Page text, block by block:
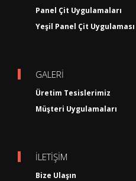
Panel Çit Uygulamaları
Yeşil Panel Çit Uygulaması
GALERİ
Üretim Tesislerimiz
Müşteri Uygulamaları
İLETİŞİM
Bize Ulaşın